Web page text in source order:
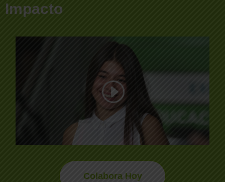
Impacto
Colabora Hoy